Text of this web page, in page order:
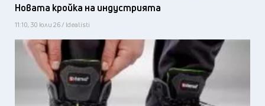
Новата кройка на индустрията
11:10, 30 юли 26 / Idealisti